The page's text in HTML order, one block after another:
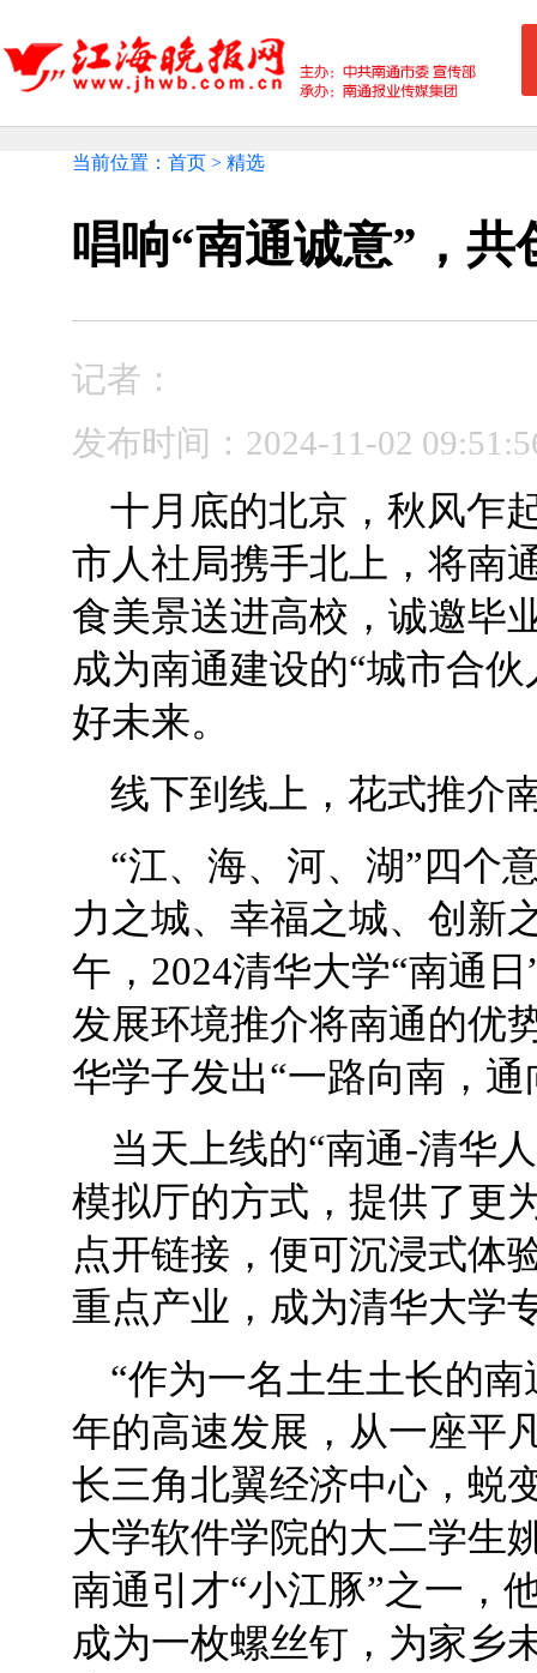
当前位置：首页 > 精选
唱响“南通诚意”，共
记者：
发布时间：2024-11-02
十月底的北京，秋风乍
市人社局携手北上，将南
食美景送进高校，诚邀毕
成为南通建设的“城市合
好未来。
线下到线上，花式推介
“江、海、河、湖”四个
力之城、幸福之城、创新
午，2024清华大学“南通
发展环境推介将南通的优
华学子发出“一路向南，
当天上线的“南通-清华
模拟厅的方式，提供了更
点开链接，便可沉浸式体
重点产业，成为清华大学
“作为一名土生土长的
年的高速发展，从一座平
长三角北翼经济中心，蜕
大学软件学院的大二学生
南通引才“小江豚”之一，
成为一枚螺丝钉，为家乡